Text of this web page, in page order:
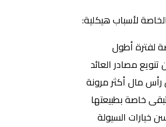
لأسباب هيكلية:
لفترة أطول
مصادر العائد
رأس مال أكثر مرونة
خاصة بطبيعتها
خيارات السيولة